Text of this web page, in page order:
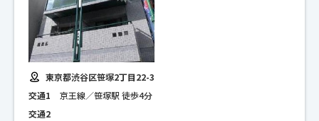
東京都渋谷区笹塚2丁目22-3
交通1
京王線／笹塚駅 徒歩4分
交通2